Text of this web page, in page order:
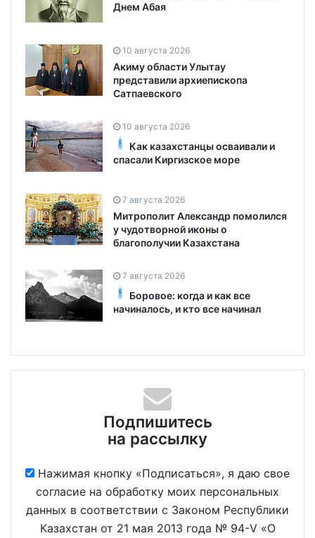
Днем Абая
10 августа 2026
Акиму области Улытау
представили архиепископа
Сатпаевского
10 августа 2026
Как казахстанцы осваивали и
спасали Киргизское море
7 августа 2026
Митрополит Александр помолился
у чудотворной иконы о
благополучии Казахстана
7 августа 2026
Боровое: когда и как все
начиналось, и кто все начинал
Подпишитесь
на рассылку
Нажимая кнопку «Подписаться», я даю свое
согласие на обработку моих персональных
данных в соответствии с Законом Республики
Казахстан от 21 мая 2013 года № 94-V «О